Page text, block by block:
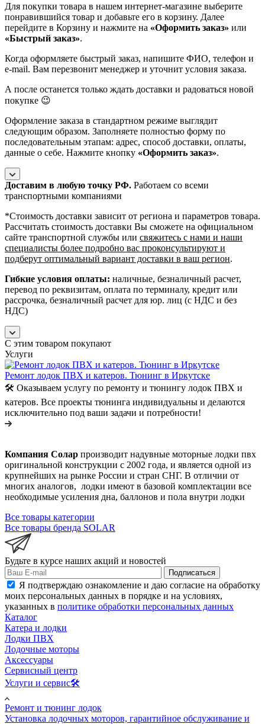
Для покупки товара в нашем интернет-магазине выберите
понравившийся товар и добавьте его в корзину. Далее
перейдите в Корзину и нажмите на «Оформить заказ» или
«Быстрый заказ».
Когда оформляете быстрый заказ, напишите ФИО, телефон и
e-mail. Вам перезвонит менеджер и уточнит условия заказа.
А после останется только ждать доставки и радоваться новой
покупке 😉
Оформление заказа в стандартном режиме выглядит
следующим образом. Заполняете полностью форму по
последовательным этапам: адрес, способ доставки, оплаты,
данные о себе. Нажмите кнопку «Оформить заказ».
Доставим в любую точку РФ. Работаем со всеми
транспортными компаниями
*Cтоимость доставки зависит от региона и параметров товара.
Рассчитать стоимость доставки Вы сможете на официальном
сайте транспортной службы или свяжитесь с нами и наши
специалисты более подробно вас проконсультируют и
подберут оптимальный вариант доставки в ваш регион.
Гибкие условия оплаты: наличные, безналичный расчет,
перевод по реквизитам, оплата по терминалу, кредит или
рассрочка, безналичный расчет для юр. лиц (с НДС и без
НДС)
С этим товаром покупают
Услуги
Ремонт лодок ПВХ и катеров. Тюнинг в Иркутске
🛠️ Оказываем услугу по ремонту и тюнингу лодок ПВХ и
катеров. Все проекты тюнинга индивидуальны и делаются
исключительно под ваши задачи и потребности!
Компания Солар производит надувные моторные лодки пвх
оригинальной конструкции с 2002 года, и является одной из
крупнейших на рынке России и стран СНГ. В отличии от
многих аналогов, лодки имеют в базовой комплектации все
необходимые усиления дна, баллонов и пола внутри лодки
Все товары категории
Все товары бренда SOLAR
Будьте в курсе наших акций и новостей
Подписаться
Я подтверждаю ознакомление и даю согласие на обработку
моих персональных данных в порядке и на условиях,
указанных в политике обработки персональных данных
Каталог
Катера и лодки
Лодки ПВХ
Лодочные моторы
Аксессуары
Сервисный центр
Услуги и сервис🛠️
Ремонт и тюнинг лодок
Установка лодочных моторов, гарантийное обслуживание и